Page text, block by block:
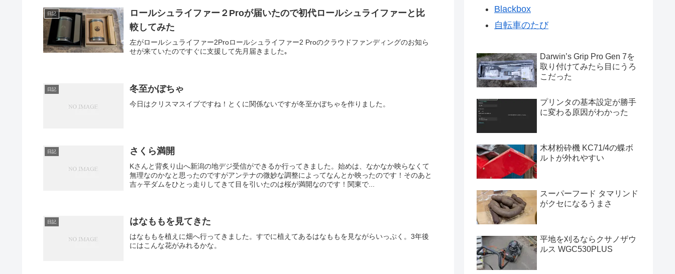
日記
ロールシュライファー２Proが届いたので初代ロールシュライファーと比
較してみた
左がロールシュライファー2Proロールシュライファー2 Proのクラウドファンディングのお知ら
せが来ていたのですぐに支援して先月届きました｡
日記 冬至かぼちゃ
今日はクリスマスイブですね！とくに関係ないですが冬至かぼちゃを作りました。
日記 さくら満開
Kさんと背炙り山へ新潟の地デジ受信ができるか行ってきました。始めは、なかなか映らなくて
無理なのかなと思ったのですがアンテナの微妙な調整によってなんとか映ったのです！そのあと
吉ヶ平ダムをひとっ走りしてきて目を引いたのは桜が満開なのです！関東で...
日記 はなももを見てきた
はなももを植えに畑へ行ってきました。すでに植えてあるはなももを見ながらいっぷく。3年後
にはこんな花がみれるかな。
Blackbox
自転車のたび
Darwin’s Grip Pro Gen 7を
取り付けてみたら目にうろ
こだった
プリンタの基本設定が勝手
に変わる原因がわかった
木材粉砕機 KC71/4の蝶ボ
ルトが外れやすい
スーパーフード タマリンド
がクセになるうまさ
平地を刈るならクサノザウ
ルス WGC530PLUS